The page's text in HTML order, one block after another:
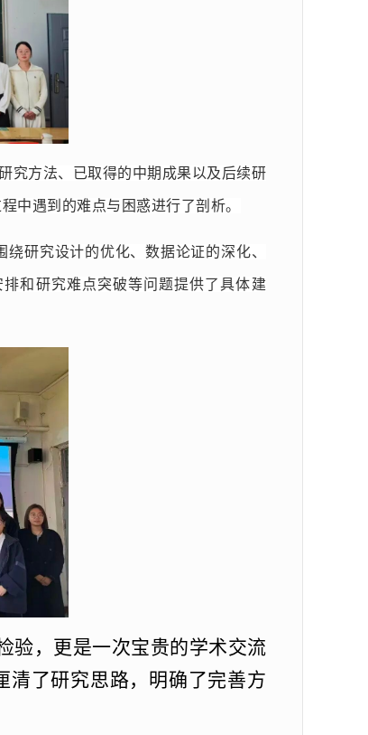
究方法、已取得的中期成果以及后续研
中遇到的难点与困惑进行了剖析。
研究设计的优化、数据论证的深化、
和研究难点突破等问题提供了具体建
验，更是一次宝贵的学术交流
清了研究思路，明确了完善方